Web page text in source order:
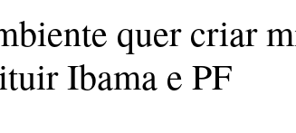
quer criar
Ibama e PF